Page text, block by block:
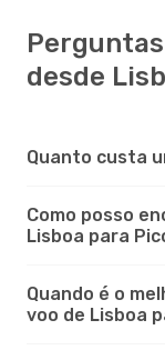
desde
Quanto custa
Como posso
Lisboa para
Quando é o
voo de Lisboa